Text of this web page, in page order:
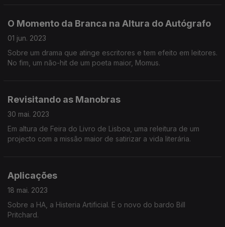
O Momento da Branca na Altura do Autógrafo
01 jun. 2023
Sobre um drama que atinge escritores e tem efeito em leitores.
No fim, um não-hit de um poeta maior, Momus.
Revisitando as Manobras
30 mai. 2023
Em altura de Feira do Livro de Lisboa, uma releitura de um
projecto com a missão maior de satirizar a vida literária.
Aplicações
18 mai. 2023
Sobre a HA, a Histeria Artificial. E o novo do bardo Bill
Pritchard.